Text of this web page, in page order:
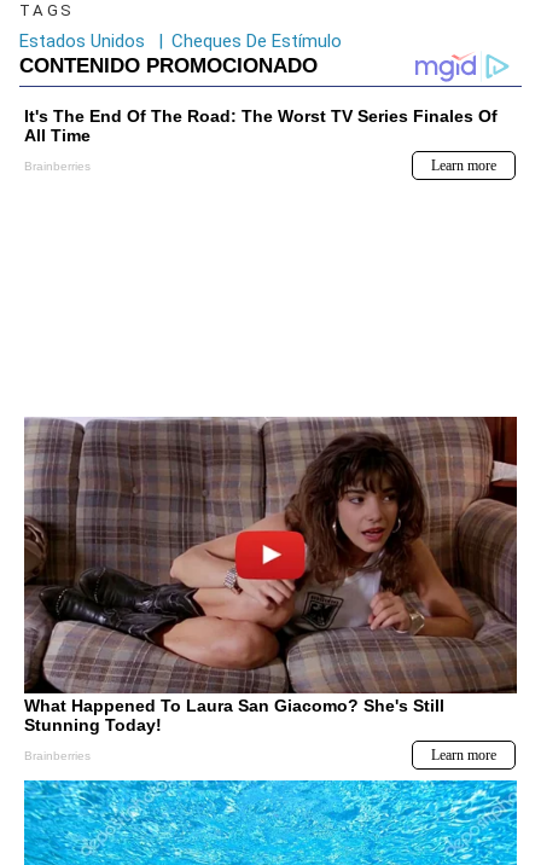
TAGS
Estados Unidos | Cheques De Estímulo